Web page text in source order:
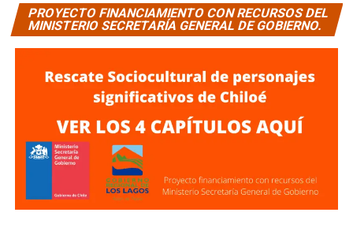
PROYECTO FINANCIAMIENTO CON RECURSOS DEL
MINISTERIO SECRETARÍA GENERAL DE GOBIERNO.